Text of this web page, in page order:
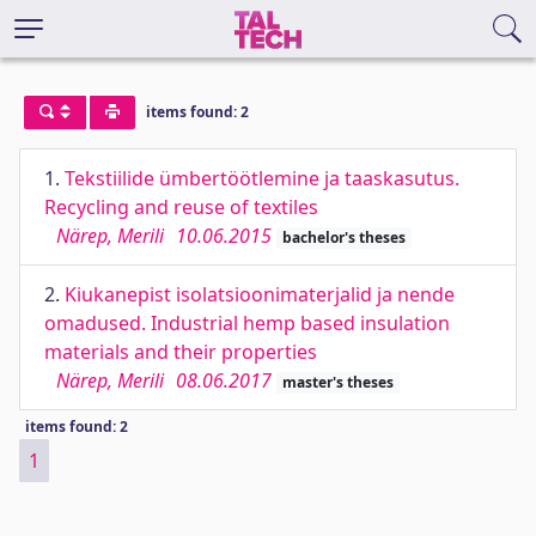
items found: 2
1. Tekstiilide ümbertöötlemine ja taaskasutus.
Recycling and reuse of textiles
Närep, Merili 10.06.2015 bachelor's theses
2. Kiukanepist isolatsioonimaterjalid ja nende
omadused. Industrial hemp based insulation
materials and their properties
Närep, Merili 08.06.2017 master's theses
items found: 2
1